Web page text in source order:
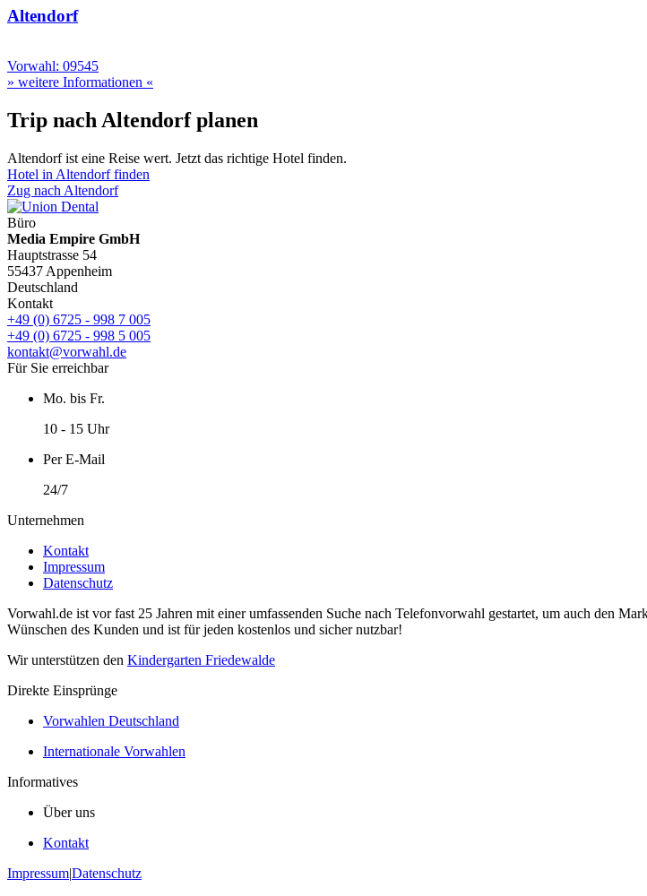
Altendorf
Vorwahl: 09545
» weitere Informationen «
Trip nach Altendorf planen
Altendorf ist eine Reise wert. Jetzt das richtige Hotel finden.
Hotel in Altendorf finden
Zug nach Altendorf
Büro
Media Empire GmbH
Hauptstrasse 54
55437 Appenheim
Deutschland
Kontakt
+49 (0) 6725 - 998 7 005
+49 (0) 6725 - 998 5 005
kontakt@vorwahl.de
Für Sie erreichbar
Mo. bis Fr.
10 - 15 Uhr
Per E-Mail
24/7
Unternehmen
Kontakt
Impressum
Datenschutz
Vorwahl.de ist vor fast 25 Jahren mit einer umfassenden Suche nach Telefonvorwahl gestartet, um auch den
Wünschen des Kunden und ist für jeden kostenlos und sicher nutzbar!
Wir unterstützen den Kindergarten Friedewalde
Direkte Einsprünge
Vorwahlen Deutschland
Internationale Vorwahlen
Informatives
Über uns
Kontakt
Impressum|Datenschutz